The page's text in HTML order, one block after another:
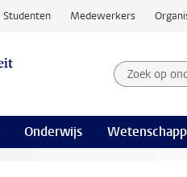
Studenten Medewerkers
Zoek op
Zoekterm
Onderwijs